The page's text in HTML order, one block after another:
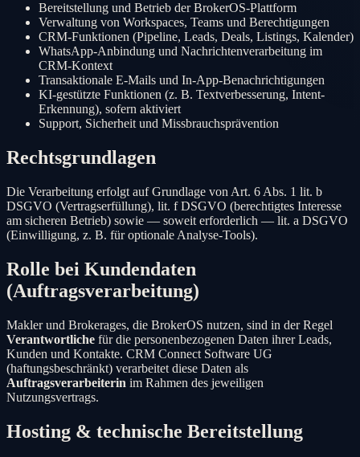
Bereitstellung und Betrieb derBrokerOS-Plattform
Verwaltung von Workspaces, Teams und Berechtigungen
CRM-Funktionen (Pipeline, Leads, Deals, Listings, Kalender)
WhatsApp-Anbindung und Nachrichtenverarbeitung im
CRM-Kontext
Transaktionale E-Mails und In-App-Benachrichtigungen
KI-gestützte Funktionen (z. B. Textverbesserung, Intent-
Erkennung), sofern aktiviert
Support, Sicherheit und Missbrauchsprävention
Rechtsgrundlagen
Die Verarbeitung erfolgt auf Grundlage von Art. 6 Abs. 1 lit. b
DSGVO (Vertragserfüllung), lit. f DSGVO (berechtigtes Interesse
am sicheren Betrieb) sowie — soweit erforderlich — lit. a DSGVO
(Einwilligung, z. B. für optionale Analyse-Tools).
Rolle bei Kundendaten
(Auftragsverarbeitung)
Makler und Brokerages, die BrokerOS nutzen, sind in der Regel
Verantwortliche für die personenbezogenen Daten ihrer Leads,
Kunden und Kontakte. CRM Connect Software UG
(haftungsbeschränkt) verarbeitet diese Daten als
Auftragsverarbeiterin im Rahmen des jeweiligen
Nutzungsvertrags.
Hosting & technische Bereitstellung